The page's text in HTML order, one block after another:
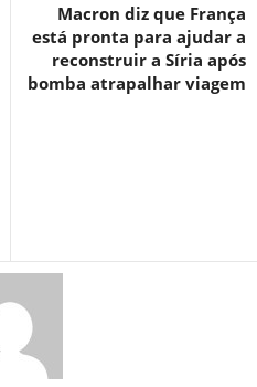
Macron diz que França
está pronta para ajudar a
reconstruir a Síria após
bomba atrapalhar viagem